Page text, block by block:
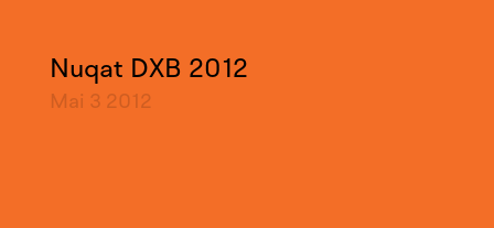
Nuqat DXB 2012
Mai 3 2012